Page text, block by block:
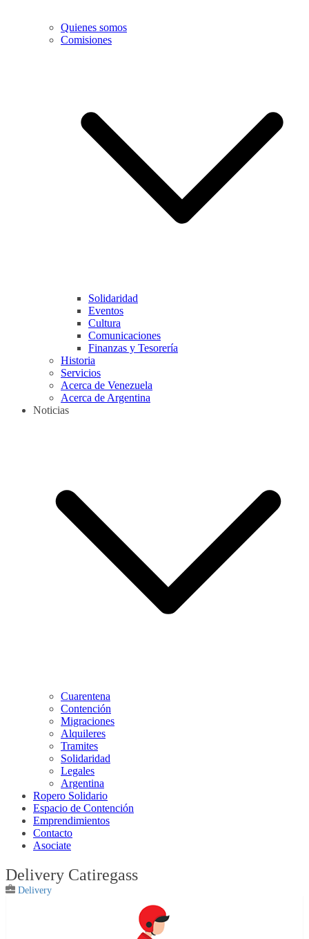
Quienes somos
Comisiones
Solidaridad
Eventos
Cultura
Comunicaciones
Finanzas y Tesorería
Historia
Servicios
Acerca de Venezuela
Acerca de Argentina
Noticias
Cuarentena
Contención
Migraciones
Alquileres
Tramites
Solidaridad
Legales
Argentina
Ropero Solidario
Espacio de Contención
Emprendimientos
Contacto
Asociate
Delivery Catiregass
Delivery